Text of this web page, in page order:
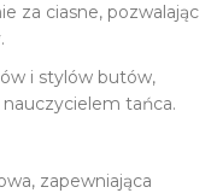
za ciasne, pozwalając
i stylów butów,
tańca.
zapewniająca